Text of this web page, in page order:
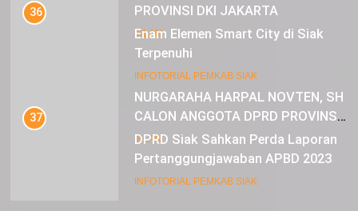
PROVINSI DKI JAKARTA
IKLAN
NURGARAHA HARPAL NOVTEN, SH
CALON ANGGOTA DPRD PROVINSI
DKI JAKARTA
IKLAN
36
Enam Elemen Smart City di Siak
Terpenuhi
INFOTORIAL PEMKAB SIAK
37
DPRD Siak Sahkan Perda Laporan
Pertanggungjawaban APBD 2023
INFOTORIAL PEMKAB SIAK